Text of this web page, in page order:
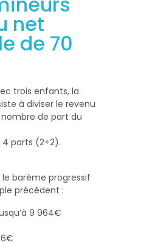
net
de 70
trois enfants, la
à diviser le revenu
de part du
4 parts (2+2).
barème progressif
précédent :
9 964€